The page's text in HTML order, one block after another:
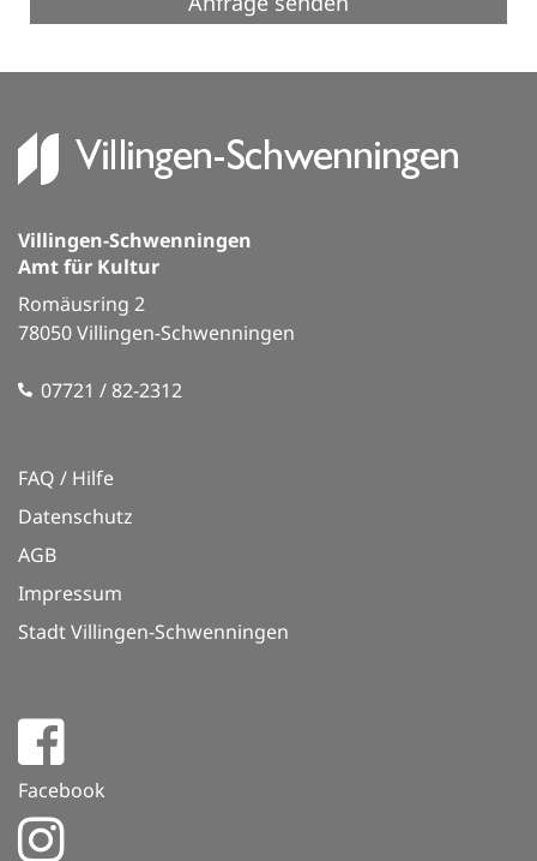
Villingen-Schwenningen
Amt für Kultur
Romäusring 2
78050 Villingen-Schwenningen
07721 / 82-2312
FAQ / Hilfe
Datenschutz
AGB
Impressum
Stadt Villingen-Schwenningen
Facebook